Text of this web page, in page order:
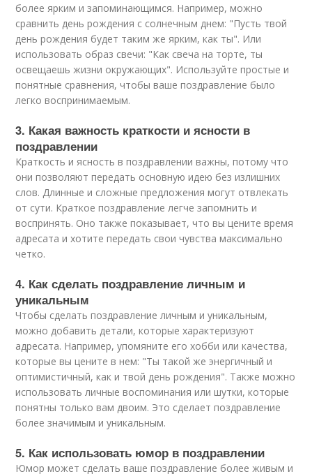
более ярким и запоминающимся. Например, можно
сравнить день рождения с солнечным днем: "Пусть твой
день рождения будет таким же ярким, как ты". Или
использовать образ свечи: "Как свеча на торте, ты
освещаешь жизни окружающих". Используйте простые и
понятные сравнения, чтобы ваше поздравление было
легко воспринимаемым.
3. Какая важность краткости и ясности в
поздравлении
Краткость и ясность в поздравлении важны, потому что
они позволяют передать основную идею без излишних
слов. Длинные и сложные предложения могут отвлекать
от сути. Краткое поздравление легче запомнить и
воспринять. Оно также показывает, что вы цените время
адресата и хотите передать свои чувства максимально
четко.
4. Как сделать поздравление личным и
уникальным
Чтобы сделать поздравление личным и уникальным,
можно добавить детали, которые характеризуют
адресата. Например, упомяните его хобби или качества,
которые вы цените в нем: "Ты такой же энергичный и
оптимистичный, как и твой день рождения". Также можно
использовать личные воспоминания или шутки, которые
понятны только вам двоим. Это сделает поздравление
более значимым и уникальным.
5. Как использовать юмор в поздравлении
Юмор может сделать ваше поздравление более живым и